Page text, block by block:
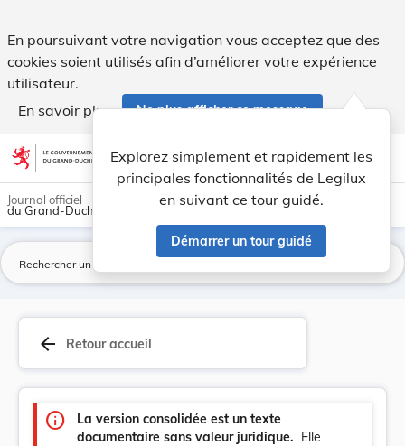
En poursuivant votre navigation vous acceptez que des
cookies soient utilisés afin d’améliorer votre expérience
utilisateur.
En savoir plus
Ne plus afficher ce message
Aller au contenu account_circle help Aide
Explorez simplement et rapidement les
principales fonctionnalités de Legilux
en suivant ce tour guidé.
Démarrer un tour guidé
light_mode dark_mode
Journal officiel
du Grand-Duché de Luxembourg
arrow_back Retour accueil
info
La version consolidée est un texte
documentaire sans valeur juridique. Elle